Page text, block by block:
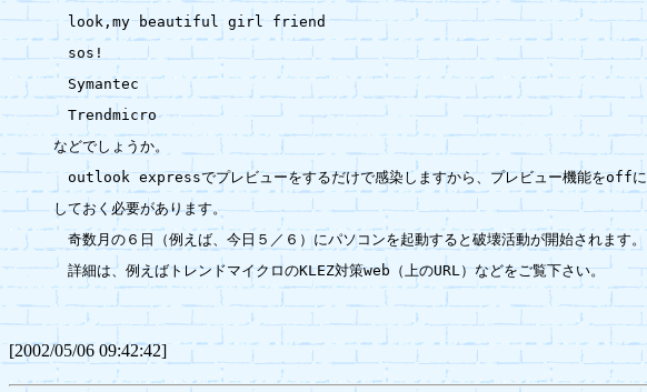
look,my beautiful girl friend
sos!
Symantec
Trendmicro
などでしょうか。
outlook expressでプレビューをするだけで感染しますから、プレビュー機能をoffに
しておく必要があります。
奇数月の６日（例えば、今日５／６）にパソコンを起動すると破壊活動が開始されます。
詳細は、例えばトレンドマイクロのKLEZ対策web（上のURL）などをご覧下さい。
[2002/05/06 09:42:42]